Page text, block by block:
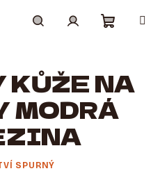
košík
NA
MODRÁ
SPURNÝ